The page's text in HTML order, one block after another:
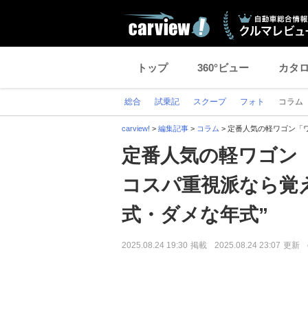
トップ 360°ビュー カタ
総合 試乗記 スクープ フォト コラム
carview! > 編集記事 > コラム > 定番人気の軽ワゴン「
定番人気の軽ワゴン
コスパ重視派なら
式・ダメな年式”
2025.08.24 19:30 掲載 2025.08.24 23:07 更新